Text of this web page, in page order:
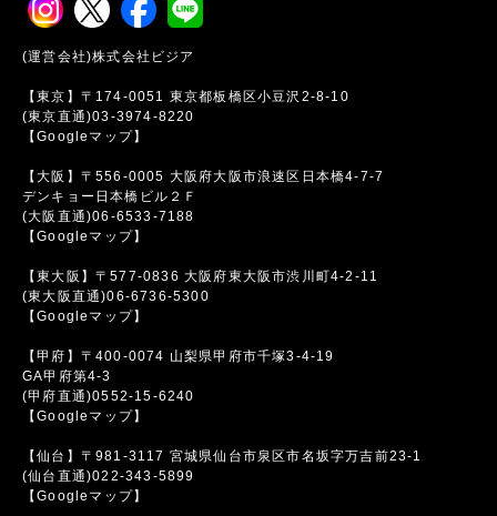
(運営会社)株式会社ビジア
【東京】〒174-0051 東京都板橋区小豆沢2-8-10
(東京直通)03-3974-8220
【Googleマップ】
【大阪】〒556-0005 大阪府大阪市浪速区日本橋4-7-7
デンキョー日本橋ビル２Ｆ
(大阪直通)06-6533-7188
【Googleマップ】
【東大阪】〒577-0836 大阪府東大阪市渋川町4-2-11
(東大阪直通)06-6736-5300
【Googleマップ】
【甲府】〒400-0074 山梨県甲府市千塚3-4-19
GA甲府第4-3
(甲府直通)0552-15-6240
【Googleマップ】
【仙台】〒981-3117 宮城県仙台市泉区市名坂字万吉前23-1
(仙台直通)022-343-5899
【Googleマップ】